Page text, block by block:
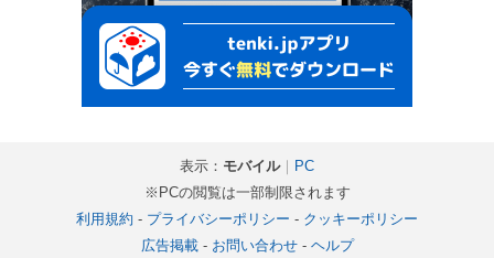
表示： モバイル｜ PC
※PCの閲覧は一部制限されます
利用規約 - プライバシーポリシー - クッキーポリシー
広告掲載- お問い合わせ- ヘルプ